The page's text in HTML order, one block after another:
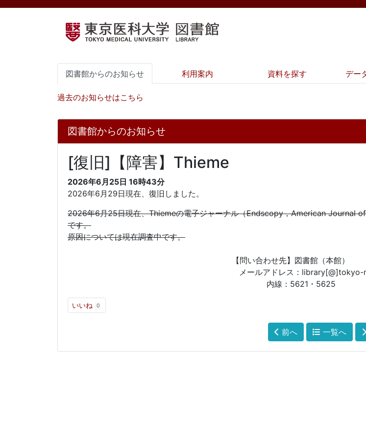
図書館からのお知らせ 利用案内 資料を探す デー
過去のお知らせはこちら
図書館からのお知らせ
[復旧]【障害】Thieme
2026年6月25日 16時43分
2026年6月29日現在、復旧しました。
2026年6月25日現在、Thiemeの電子ジャーナル（Endscopy，American Journal
です。
原因については現在調査中です。
【問い合わせ先】図書館（本館）
メールアドレス：library[@]tokyo-
内線：5621・5625
いいね 0
前へ 一覧へ